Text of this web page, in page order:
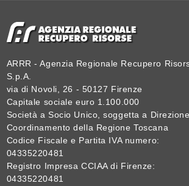
ARRR - Agenzia Regionale Recupero
S.p.A.
via di Novoli, 26 - 50127 Firenze
Capitale sociale euro 1.100.000
Società a Socio Unico, soggetta a
Coordinamento della Regione Toscana
Codice Fiscale e Partita IVA numero:
04335220481
Registro Impresa CCIAA di Firenze:
04335220481